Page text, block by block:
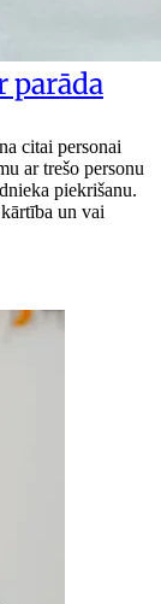
parāda
citai personai
ar trešo personu
piekrišanu.
un vai